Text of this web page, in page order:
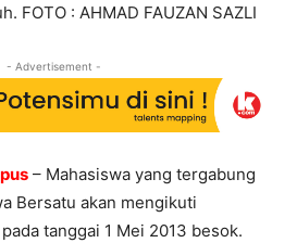
FOTO : AHMAD FAUZAN SAZLI
- Advertisement -
– Mahasiswa yang tergabung
Bersatu akan mengikuti
tanggai 1 Mei 2013 besok.